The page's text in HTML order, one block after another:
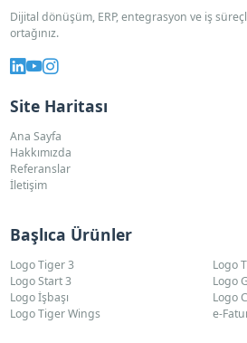
Dijital dönüşüm, ERP, entegrasyon ve iş
ortağınız.
Site Haritası
Ana Sayfa
Hakkımızda
Referanslar
İletişim
Başlıca Ürünler
Logo Tiger 3
Logo Start 3
Logo İşbaşı
Logo Tiger Wings
Logo
Logo
Logo
e-